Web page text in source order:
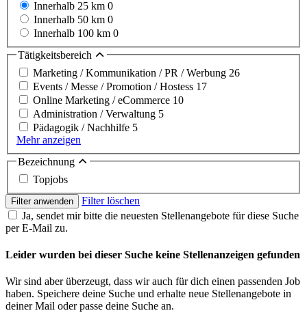
Innerhalb 25 km 0
Innerhalb 50 km 0
Innerhalb 100 km 0
Tätigkeitsbereich
Marketing / Kommunikation / PR / Werbung 26
Events / Messe / Promotion / Hostess 17
Online Marketing / eCommerce 10
Administration / Verwaltung 5
Pädagogik / Nachhilfe 5
Mehr anzeigen
Bezeichnung
Topjobs
Filter anwenden
Filter löschen
Ja, sendet mir bitte die neuesten Stellenangebote für diese Suche
per E-Mail zu.
Leider wurden bei dieser Suche keine Stellenanzeigen gefunden
Wir sind aber überzeugt, dass wir auch für dich einen passenden Job
haben. Speichere deine Suche und erhalte neue Stellenangebote in
deiner Mail oder passe deine Suche an.